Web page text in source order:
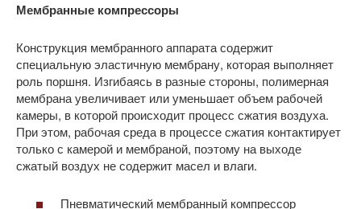
Мембранные компрессоры
Конструкция мембранного аппарата содержит
специальную эластичную мембрану, которая выполняет
роль поршня. Изгибаясь в разные стороны, полимерная
мембрана увеличивает или уменьшает объем рабочей
камеры, в которой происходит процесс сжатия воздуха.
При этом, рабочая среда в процессе сжатия контактирует
только с камерой и мембраной, поэтому на выходе
сжатый воздух не содержит масел и влаги.
Пневматический мембранный компрессор